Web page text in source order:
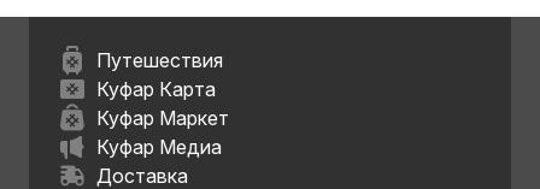
Путешествия
Куфар Карта
Куфар Маркет
Куфар Медиа
Доставка